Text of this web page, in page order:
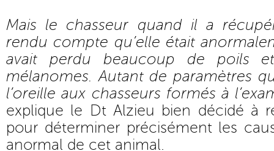
Mais le chasseur quand il a
rendu compte qu’elle était
avait perdu beaucoup de poils
mélanomes. Autant de paramètres
l’oreille aux chasseurs formés à
explique le Dt Alzieu bien décidé à
pour déterminer précisément les
anormal de cet animal.